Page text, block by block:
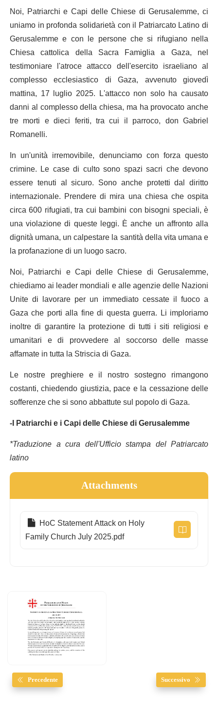
Noi, Patriarchi e Capi delle Chiese di Gerusalemme, ci
uniamo in profonda solidarietà con il Patriarcato Latino di
Gerusalemme e con le persone che si rifugiano nella
Chiesa cattolica della Sacra Famiglia a Gaza, nel
testimoniare l'atroce attacco dell'esercito israeliano al
complesso ecclesiastico di Gaza, avvenuto giovedì
mattina, 17 luglio 2025. L'attacco non solo ha causato
danni al complesso della chiesa, ma ha provocato anche
tre morti e dieci feriti, tra cui il parroco, don Gabriel
Romanelli.
In un'unità irremovibile, denunciamo con forza questo
crimine. Le case di culto sono spazi sacri che devono
essere tenuti al sicuro. Sono anche protetti dal diritto
internazionale. Prendere di mira una chiesa che ospita
circa 600 rifugiati, tra cui bambini con bisogni speciali, è
una violazione di queste leggi. È anche un affronto alla
dignità umana, un calpestare la santità della vita umana e
la profanazione di un luogo sacro.
Noi, Patriarchi e Capi delle Chiese di Gerusalemme,
chiediamo ai leader mondiali e alle agenzie delle Nazioni
Unite di lavorare per un immediato cessate il fuoco a
Gaza che porti alla fine di questa guerra. Li imploriamo
inoltre di garantire la protezione di tutti i siti religiosi e
umanitari e di provvedere al soccorso delle masse
affamate in tutta la Striscia di Gaza.
Le nostre preghiere e il nostro sostegno rimangono
costanti, chiedendo giustizia, pace e la cessazione delle
sofferenze che si sono abbattute sul popolo di Gaza.
-I Patriarchi e i Capi delle Chiese di Gerusalemme
*Traduzione a cura dell'Ufficio stampa del Patriarcato
latino
Attachments
HoC Statement Attack on Holy
Family Church July 2025.pdf
Precedente Successivo